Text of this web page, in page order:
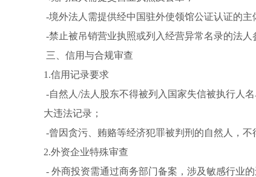
-境外法人需提供经中国驻外使领馆公证认证的主
-禁止被吊销营业执照或列入经营异常名录的法人
三、信用与合规审查
1.信用记录要求
-自然人/法人股东不得被列入国家失信被执行人
大违法记录；
-曾因贪污、贿赂等经济犯罪被判刑的自然人，不
2.外资企业特殊审查
- 外商投资需通过商务部门备案，涉及敏感行业的